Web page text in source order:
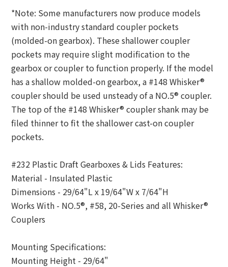
*Note: Some manufacturers now produce models
with non-industry standard coupler pockets
(molded-on gearbox). These shallower coupler
pockets may require slight modification to the
gearbox or coupler to function properly. If the model
has a shallow molded-on gearbox, a #148 Whisker®
coupler should be used unsteady of a NO.5® coupler.
The top of the #148 Whisker® coupler shank may be
filed thinner to fit the shallower cast-on coupler
pockets.
#232 Plastic Draft Gearboxes & Lids Features:
Material - Insulated Plastic
Dimensions - 29/64"L x 19/64"W x 7/64"H
Works With - NO.5®, #58, 20-Series and all Whisker®
Couplers
Mounting Specifications:
Mounting Height - 29/64"